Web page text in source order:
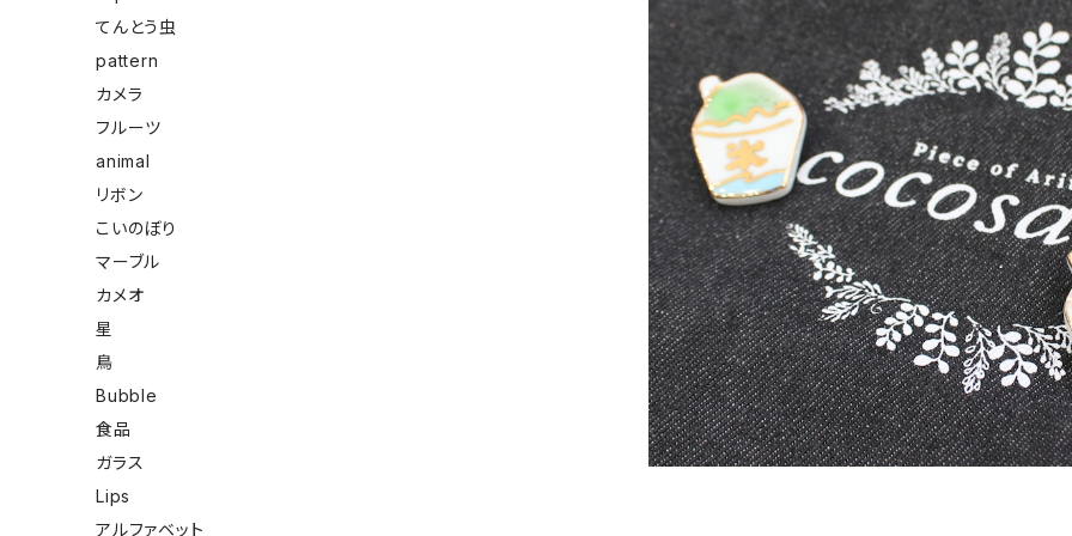
てんとう虫
pattern
カメラ
フルーツ
animal
リボン
こいのぼり
マーブル
カメオ
星
鳥
Bubble
食品
ガラス
Lips
アルファベット